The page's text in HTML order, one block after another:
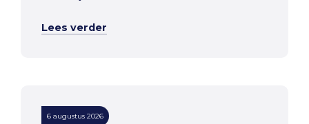
Lees verder
6 augustus 2026